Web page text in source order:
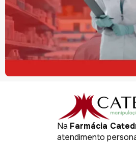
Na Farmácia
atendimento